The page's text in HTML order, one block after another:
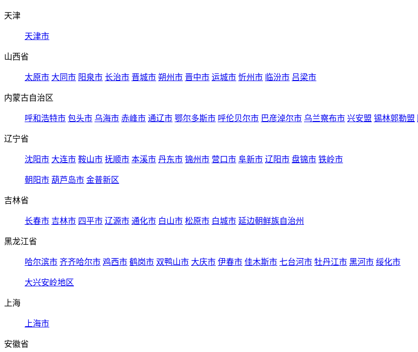
天津
天津市
山西省
太原市 大同市 阳泉市 长治市 晋城市 朔州市 晋中市 运城市 忻州市 临汾市 吕梁市
内蒙古自治区
呼和浩特市 包头市 乌海市 赤峰市 通辽市 鄂尔多斯市 呼伦贝尔市 巴彦淖尔市 乌兰察布市 兴安盟 锡林郭勒盟
辽宁省
沈阳市 大连市 鞍山市 抚顺市 本溪市 丹东市 锦州市 营口市 阜新市 辽阳市 盘锦市 铁岭市
朝阳市 葫芦岛市 金普新区
吉林省
长春市 吉林市 四平市 辽源市 通化市 白山市 松原市 白城市 延边朝鲜族自治州
黑龙江省
哈尔滨市 齐齐哈尔市 鸡西市 鹤岗市 双鸭山市 大庆市 伊春市 佳木斯市 七台河市 牡丹江市 黑河市 绥化市
大兴安岭地区
上海
上海市
安徽省